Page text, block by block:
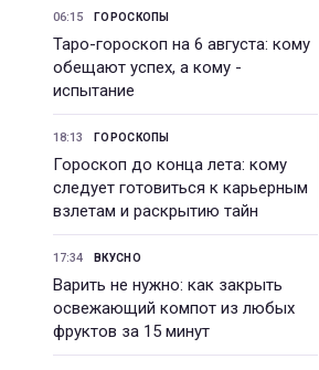
06:15 ГОРОСКОПЫ
Таро-гороскоп на 6 августа: кому
обещают успех, а кому -
испытание
18:13 ГОРОСКОПЫ
Гороскоп до конца лета: кому
следует готовиться к карьерным
взлетам и раскрытию тайн
17:34 ВКУСНО
Варить не нужно: как закрыть
освежающий компот из любых
фруктов за 15 минут